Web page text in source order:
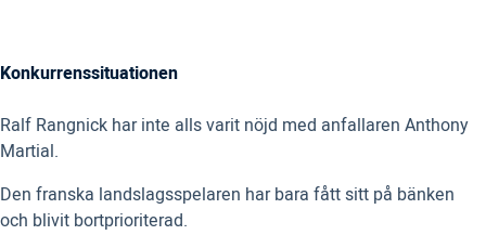
Konkurrenssituationen
Ralf Rangnick har inte alls varit nöjd med anfallaren Anthony
Martial.
Den franska landslagsspelaren har bara fått sitt på bänken
och blivit bortprioriterad.